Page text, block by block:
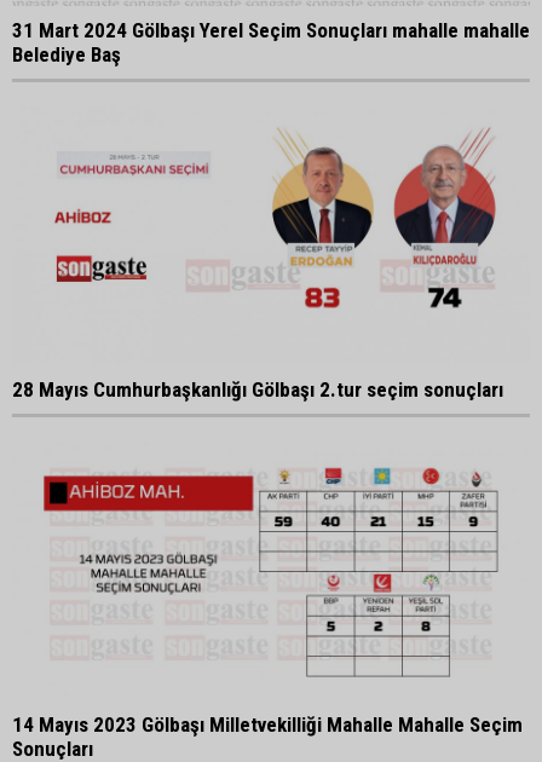
31 Mart 2024 Gölbaşı Yerel Seçim Sonuçları mahalle mahalle
Belediye Baş
28 Mayıs Cumhurbaşkanlığı Gölbaşı 2.tur seçim sonuçları
14 Mayıs 2023 Gölbaşı Milletvekilliği Mahalle Mahalle Seçim
Sonuçları